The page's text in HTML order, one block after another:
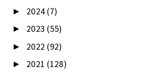
► 2024 (7)
► 2023 (55)
► 2022 (92)
► 2021 (128)